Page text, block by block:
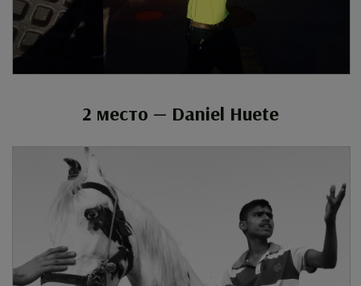
2 место — Daniel Huete